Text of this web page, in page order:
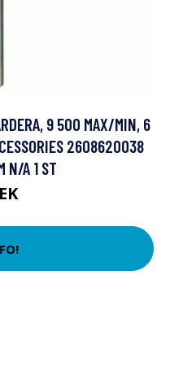
9 500 MAX/MIN, 6
2608620038
N/A 1 ST